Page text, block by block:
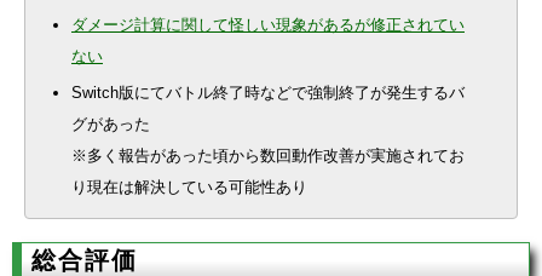
ダメージ計算に関して怪しい現象があるが修正されてい
ない
Switch版にてバトル終了時などで強制終了が発生するバ
グがあった
※多く報告があった頃から数回動作改善が実施されてお
り現在は解決している可能性あり
総合評価